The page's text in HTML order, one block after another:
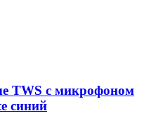
TWS с микрофоном
синий